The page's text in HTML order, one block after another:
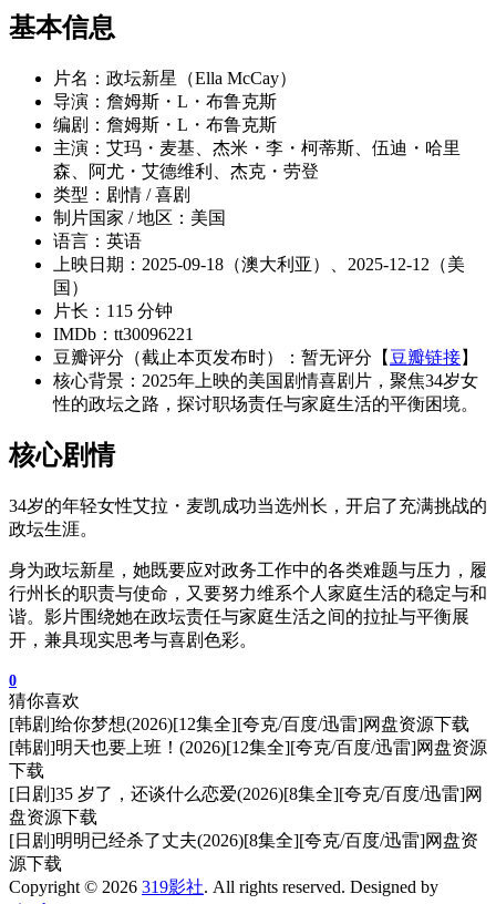
基本信息
片名：政坛新星（Ella McCay）
导演：詹姆斯・L・布鲁克斯
编剧：詹姆斯・L・布鲁克斯
主演：艾玛・麦基、杰米・李・柯蒂斯、伍迪・哈里
森、阿尤・艾德维利、杰克・劳登
类型：剧情 / 喜剧
制片国家 / 地区：美国
语言：英语
上映日期：2025-09-18（澳大利亚）、2025-12-12（美
国）
片长：115 分钟
IMDb：tt30096221
豆瓣评分（截止本页发布时）：暂无评分【 豆瓣链接】
核心背景：2025年上映的美国剧情喜剧片，聚焦34岁女
性的政坛之路，探讨职场责任与家庭生活的平衡困境。
核心剧情
34岁的年轻女性艾拉・麦凯成功当选州长，开启了充满挑战的
政坛生涯。
身为政坛新星，她既要应对政务工作中的各类难题与压力，履
行州长的职责与使命，又要努力维系个人家庭生活的稳定与和
谐。影片围绕她在政坛责任与家庭生活之间的拉扯与平衡展
开，兼具现实思考与喜剧色彩。
0
猜你喜欢
[韩剧]给你梦想(2026)[12集全][夸克/百度/迅雷]网盘资源下载
[韩剧]明天也要上班！(2026)[12集全][夸克/百度/迅雷]网盘资源
下载
[日剧]35 岁了，还谈什么恋爱(2026)[8集全][夸克/百度/迅雷]网
盘资源下载
[日剧]明明已经杀了丈夫(2026)[8集全][夸克/百度/迅雷]网盘资
源下载
Copyright © 2026 319影社. All rights reserved. Designed by